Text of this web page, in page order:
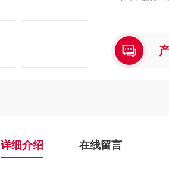
详细介绍 在线留言